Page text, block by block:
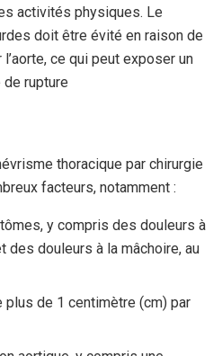
activités physiques. Le
doit être évité en raison de
ce qui peut exposer un
de rupture
thoracique par chirurgie
facteurs, notamment :
y compris des douleurs à
des douleurs à la mâchoire, au
plus de 1 centimètre (cm) par